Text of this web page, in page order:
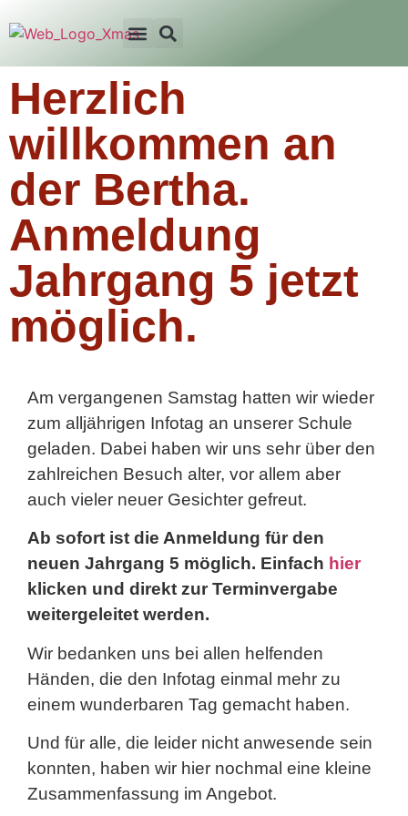
Herzlich
willkommen an
der Bertha.
Anmeldung
Jahrgang 5 jetzt
möglich.
Am vergangenen Samstag hatten wir wieder
zum alljährigen Infotag an unserer Schule
geladen. Dabei haben wir uns sehr über den
zahlreichen Besuch alter, vor allem aber
auch vieler neuer Gesichter gefreut.
Ab sofort ist die Anmeldung für den
neuen Jahrgang 5 möglich. Einfach hier
klicken und direkt zur Terminvergabe
weitergeleitet werden.
Wir bedanken uns bei allen helfenden
Händen, die den Infotag einmal mehr zu
einem wunderbaren Tag gemacht haben.
Und für alle, die leider nicht anwesende sein
konnten, haben wir hier nochmal eine kleine
Zusammenfassung im Angebot.